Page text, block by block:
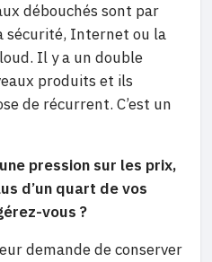
débouchés sont par
sécurité, Internet ou la
Il y a un double
produits et ils
de récurrent. C’est un
pression sur les prix,
d’un quart de vos
vous ?
demande de conserver